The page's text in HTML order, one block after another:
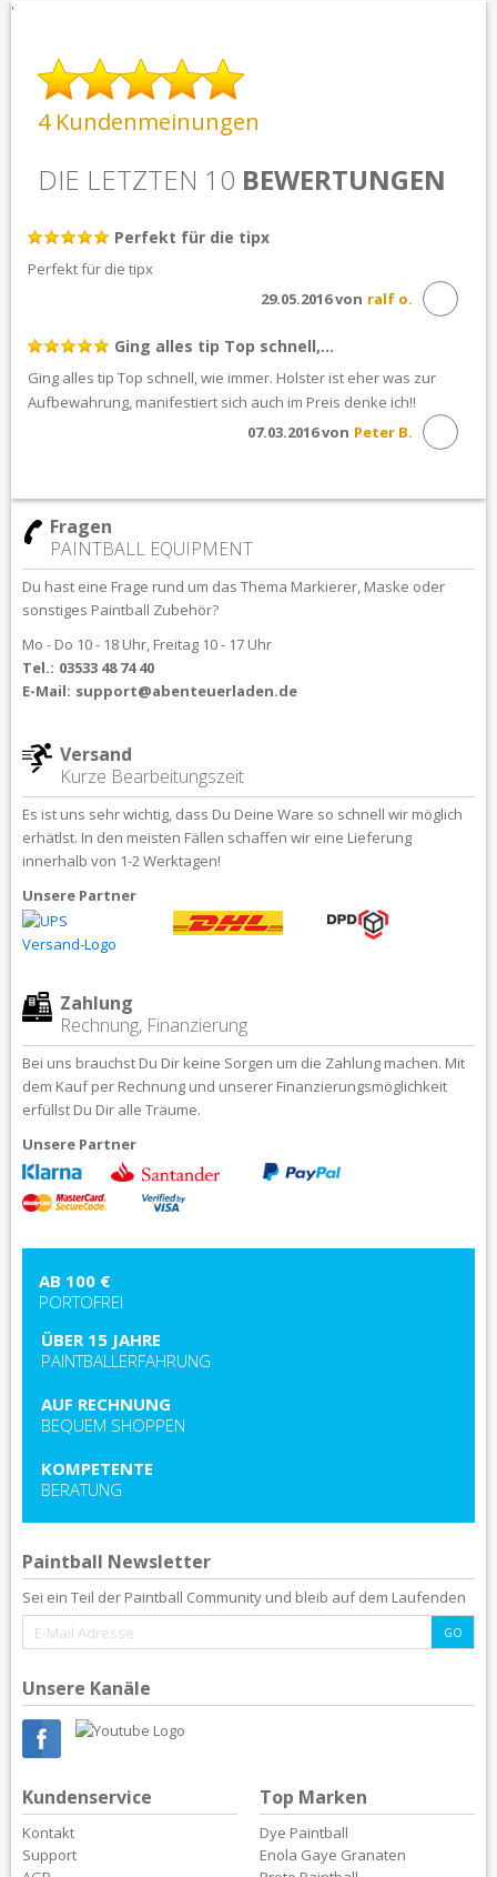
'
4 Kundenmeinungen
DIE LETZTEN 10 BEWERTUNGEN
Perfekt für die tipx
Perfekt für die tipx
ralf o.
29.05.2016 von
Ging alles tip Top schnell,...
Ging alles tip Top schnell, wie immer. Holster ist eher was zur
Aufbewahrung, manifestiert sich auch im Preis denke ich!!
Peter B.
07.03.2016 von
Fragen
PAINTBALL EQUIPMENT
Du hast eine Frage rund um das Thema Markierer, Maske oder
sonstiges Paintball Zubehör?
Mo - Do 10 - 18 Uhr, Freitag 10 - 17 Uhr
Tel.: 03533 48 74 40
E-Mail: support@abenteuerladen.de
Versand
Kurze Bearbeitungszeit
Es ist uns sehr wichtig, dass Du Deine Ware so schnell wir möglich
erhätlst. In den meisten Fällen schaffen wir eine Lieferung
innerhalb von 1-2 Werktagen!
Unsere Partner
Zahlung
Rechnung, Finanzierung
Bei uns brauchst Du Dir keine Sorgen um die Zahlung machen. Mit
dem Kauf per Rechnung und unserer Finanzierungsmöglichkeit
erfüllst Du Dir alle Träume.
Unsere Partner
AB 100 €
PORTOFREI
ÜBER 15 JAHRE
PAINTBALLERFAHRUNG
AUF RECHNUNG
BEQUEM SHOPPEN
KOMPETENTE
BERATUNG
Paintball Newsletter
Sei ein Teil der Paintball Community und bleib auf dem Laufenden
Unsere Kanäle
Kundenservice
Kontakt
Support
Top Marken
Dye Paintball
Enola Gaye Granaten